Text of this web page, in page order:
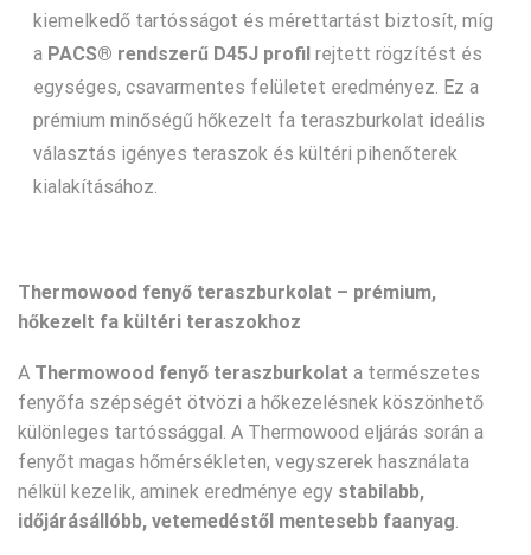
kiemelkedő tartósságot és mérettartást biztosít, míg
a PACS® rendszerű D45J profil rejtett rögzítést és
egységes, csavarmentes felületet eredményez. Ez a
prémium minőségű hőkezelt fa teraszburkolat ideális
választás igényes teraszok és kültéri pihenőterek
kialakításához.
Thermowood fenyő teraszburkolat – prémium,
hőkezelt fa kültéri teraszokhoz
A Thermowood fenyő teraszburkolat a természetes
fenyőfa szépségét ötvözi a hőkezelésnek köszönhető
különleges tartóssággal. A Thermowood eljárás során a
fenyőt magas hőmérsékleten, vegyszerek használata
nélkül kezelik, aminek eredménye egy stabilabb,
időjárásállóbb, vetemedéstől mentesebb faanyag.